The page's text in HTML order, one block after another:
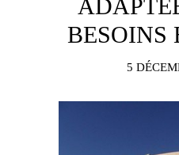
BESOINS
5